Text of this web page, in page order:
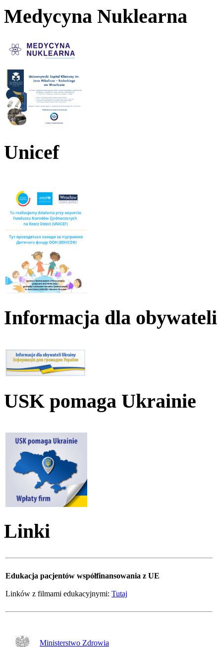
Medycyna Nuklearna
Unicef
Informacja dla
USK pomaga Ukrainie
Linki
Edukacja pacjentów współfinansowania z UE
Linków z filmami edukacyjnymi: Tutaj
Ministerstwo Zdrowia